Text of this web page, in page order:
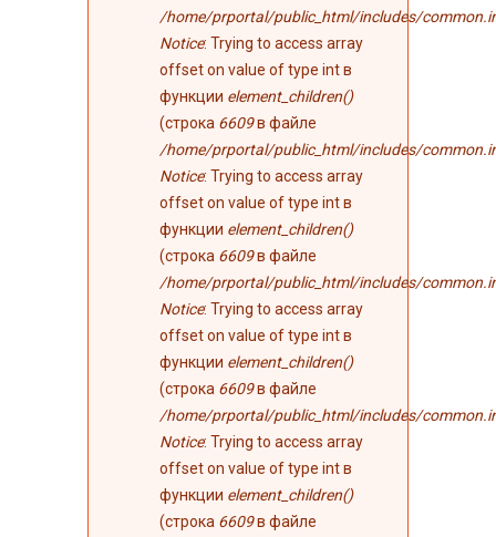
/home/prportal/public_html/includes/
Notice: Trying to access array
offset on value of type int в
функции element_children()
(строка 6609в файле
/home/prportal/public_html/includes/
Notice: Trying to access array
offset on value of type int в
функции element_children()
(строка 6609в файле
/home/prportal/public_html/includes/
Notice: Trying to access array
offset on value of type int в
функции element_children()
(строка 6609в файле
/home/prportal/public_html/includes/
Notice: Trying to access array
offset on value of type int в
функции element_children()
(строка 6609в файле